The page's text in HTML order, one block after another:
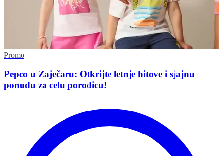
Promo
Pepco u Zaječaru: Otkrijte letnje hitove i sjajnu
ponudu za celu porodicu!